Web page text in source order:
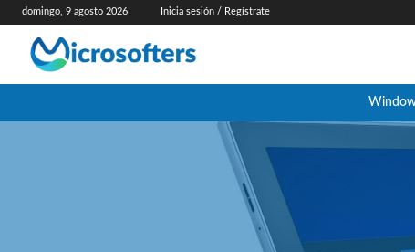
domingo, 9 agosto 2026 Inicia sesión / Regístrate